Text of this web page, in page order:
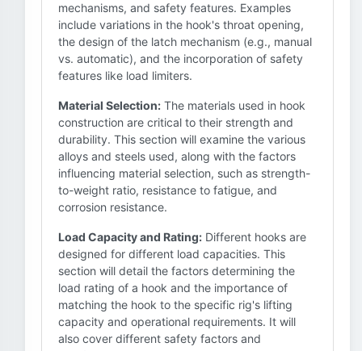
mechanisms, and safety features. Examples
include variations in the hook's throat opening,
the design of the latch mechanism (e.g., manual
vs. automatic), and the incorporation of safety
features like load limiters.
Material Selection: The materials used in hook
construction are critical to their strength and
durability. This section will examine the various
alloys and steels used, along with the factors
influencing material selection, such as strength-
to-weight ratio, resistance to fatigue, and
corrosion resistance.
Load Capacity and Rating: Different hooks are
designed for different load capacities. This
section will detail the factors determining the
load rating of a hook and the importance of
matching the hook to the specific rig's lifting
capacity and operational requirements. It will
also cover different safety factors and